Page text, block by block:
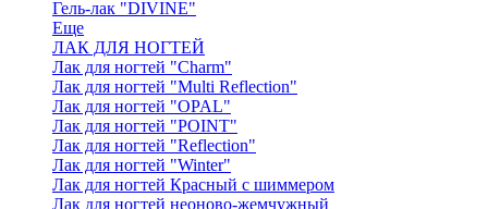
Гель-лак "DIVINE"
Еще
ЛАК ДЛЯ НОГТЕЙ
Лак для ногтей "Charm"
Лак для ногтей "Multi Reflection"
Лак для ногтей "OPAL"
Лак для ногтей "POINT"
Лак для ногтей "Reflection"
Лак для ногтей "Winter"
Лак для ногтей Красный с шиммером
Лак для ногтей неоново-жемчужный